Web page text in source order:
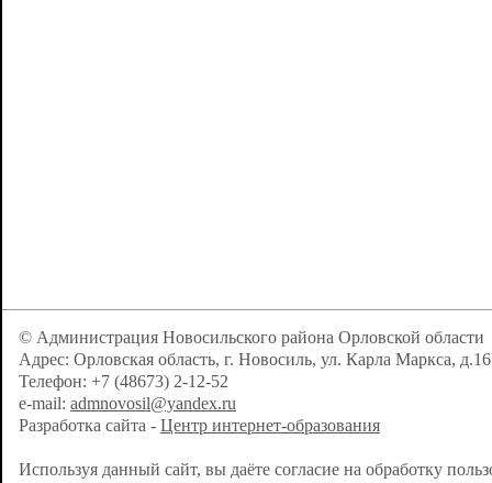
© Администрация Новосильского района Орловской области
Адрес: Орловская область, г. Новосиль, ул. Карла Маркса, д.16
Телефон: +7 (48673) 2-12-52
e-mail: admnovosil@yandex.ru
Разработка сайта - Центр интернет-образования
Используя данный сайт, вы даёте согласие на обработку